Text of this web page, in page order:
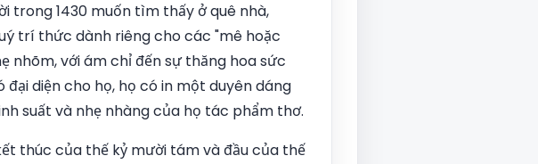
trong 1430 muốn tìm thấy ở quê nhà,
trí thức dành riêng cho các "mê hoặc
nhõm, với ám chỉ đến sự thăng hoa sức
diện cho họ, họ có in một duyên dáng
suất và nhẹ nhàng của họ tác phẩm thơ.
thúc của thế kỷ mười tám và đầu của thế